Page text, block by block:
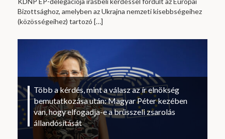
Bizottsághoz, amelyben az Ukrajna nemzeti kisebbségeihez
(közösségeihez) tartozó […]
Több a kérdés, mint a válasz az ír elnökség
bemutatkozása után: Magyar Péter kezében
van, hogy elfogadja-e a brüsszeli zsarolás
állandósítását